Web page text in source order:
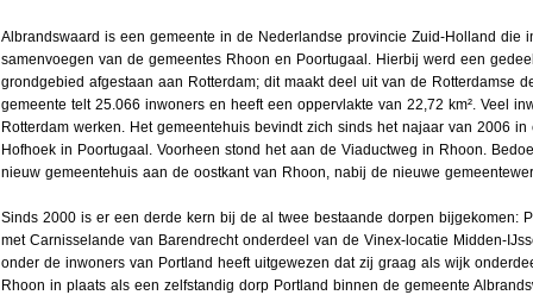
Albrandswaard is een gemeente in de Nederlandse provincie Zuid-Holland die
samenvoegen van de gemeentes Rhoon en Poortugaal. Hierbij werd een
grondgebied afgestaan aan Rotterdam; dit maakt deel uit van de Rotterdamse
gemeente telt 25.066 inwoners en heeft een oppervlakte van 22,72 km². Veel
Rotterdam werken. Het gemeentehuis bevindt zich sinds het najaar van 2006
Hofhoek in Poortugaal. Voorheen stond het aan de Viaductweg in Rhoon.
nieuw gemeentehuis aan de oostkant van Rhoon, nabij de nieuwe
Sinds 2000 is er een derde kern bij de al twee bestaande dorpen bijgekomen:
met Carnisselande van Barendrecht onderdeel van de Vinex-locatie Midden-
onder de inwoners van Portland heeft uitgewezen dat zij graag als wijk
Rhoon in plaats als een zelfstandig dorp Portland binnen de gemeente